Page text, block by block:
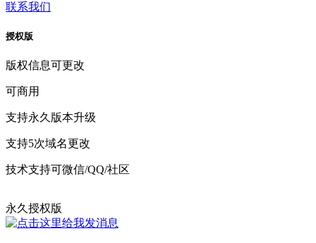
联系我们
授权版
版权信息可更改
可商用
支持永久版本升级
支持5次域名更改
技术支持可微信/QQ/社区
永久授权版